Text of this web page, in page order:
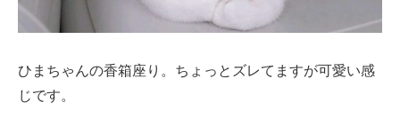
ひまちゃんの香箱座り。ちょっとズレてますが可愛い感
じです。